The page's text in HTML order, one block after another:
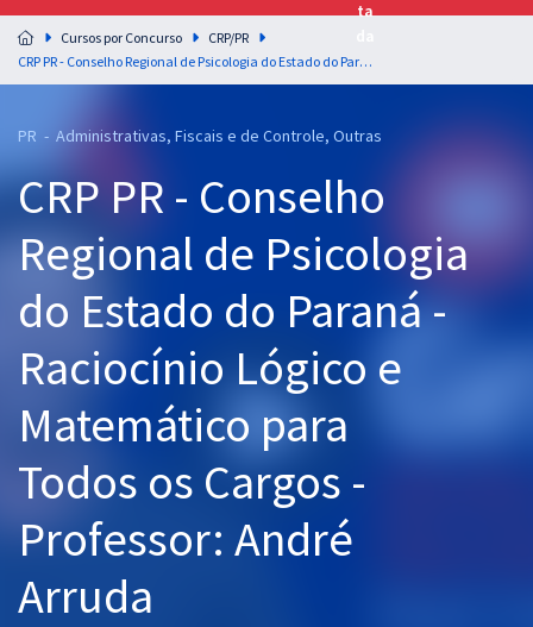
Preparação completa e intensiva para as principais
residências em saúde do Brasil
Cursos 20% OFF
Pós
Graduação
OAB
Questões grátis
Conteúdo gratuito
Aprovados
Cursos por Concurso
CRP/PR
CRP PR - Conselho Regional de Psicologia do Estado do Paraná - Raciocínio Lógico e Matemático para Todos os Cargos - Professor: André Arruda
PR - Administrativas, Fiscais e de Controle, Outras
CRP PR - Conselho
Regional de Psicologia
do Estado do Paraná -
Raciocínio Lógico e
Matemático para
Todos os Cargos -
Professor: André
Arruda